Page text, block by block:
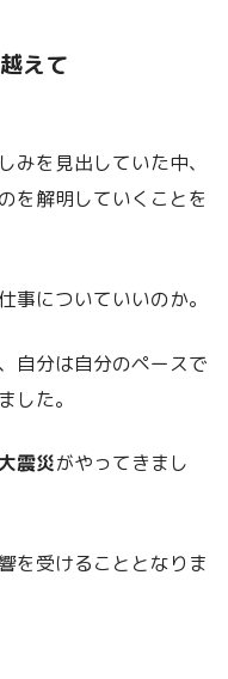
えて
みを見出していた中、
を解明していくことを
事についていいのか。
自分は自分のペースで
した。
震災がやってきまし
を受けることとなりま